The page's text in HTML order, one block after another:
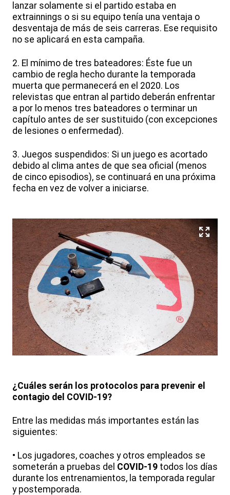
lanzar solamente si el partido estaba en
extrainnings o si su equipo tenía una ventaja o
desventaja de más de seis carreras. Ese requisito
no se aplicará en esta campaña.
2. El mínimo de tres bateadores: Éste fue un
cambio de regla hecho durante la temporada
muerta que permanecerá en el 2020. Los
relevistas que entran al partido deberán enfrentar
a por lo menos tres bateadores o terminar un
capítulo antes de ser sustituido (con excepciones
de lesiones o enfermedad).
3. Juegos suspendidos: Si un juego es acortado
debido al clima antes de que sea oficial (menos
de cinco episodios), se continuará en una próxima
fecha en vez de volver a iniciarse.
¿Cuáles serán los protocolos para prevenir el
contagio del COVID-19?
Entre las medidas más importantes están las
siguientes:
• Los jugadores, coaches y otros empleados se
someterán a pruebas del COVID-19 todos los días
durante los entrenamientos, la temporada regular
y postemporada.